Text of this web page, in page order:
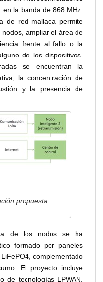
en la banda de 868 MHz.
de red mallada permite
ampliar el área de
frente al fallo o la
de los dispositivos.
se encuentran la
la concentración de
y la presencia de
propuesta
de los nodos se ha
formado por paneles
complementado
El proyecto incluye
de tecnologías LPWAN,